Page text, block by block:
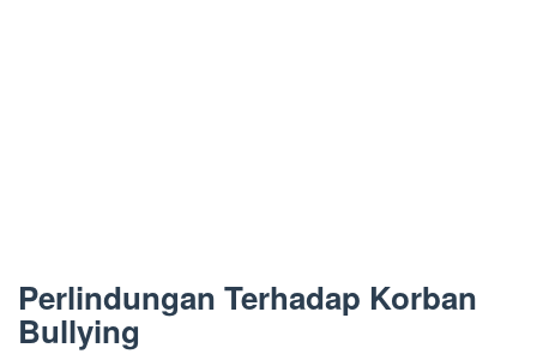
Perlindungan Terhadap Korban
Bullying